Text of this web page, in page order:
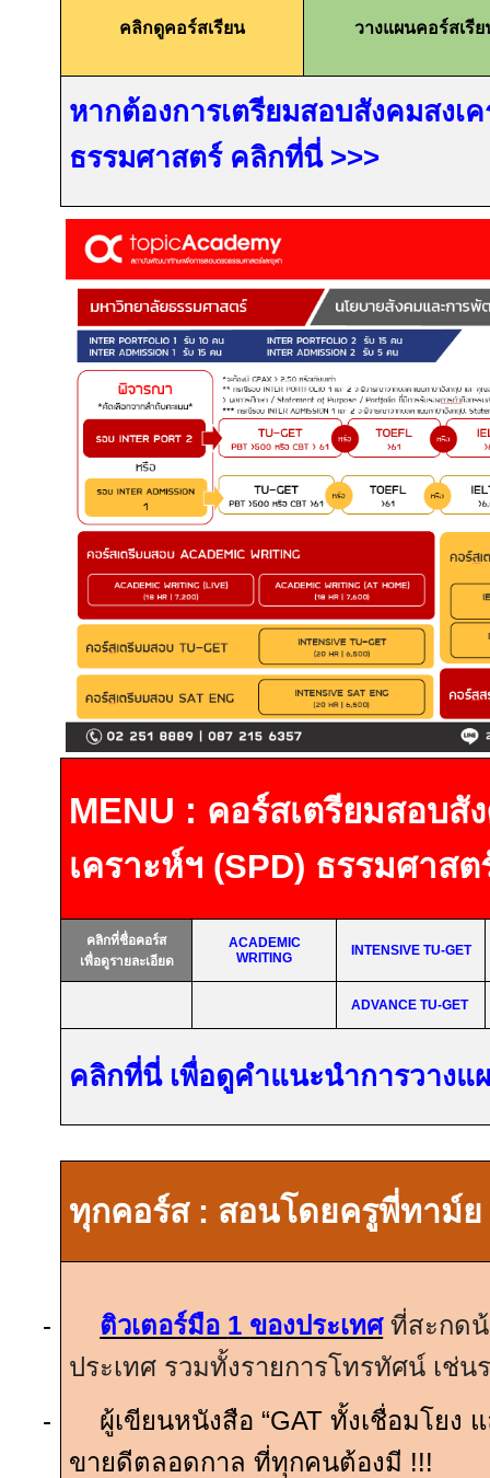
คลิกดูคอร์สเรียน วางแผนคอร์สเรีย
หากต้องการเตรียมสอบสังคมสงเ
ธรรมศาสตร์ คลิกที่นี่ >>>
MENU : คอร์สเตรียมสอบสั
เคราะห์ฯ (SPD) ธรรมศาสต
คลิกที่ชื่อคอร์ส
เพื่อดูรายละเอียด
ACADEMIC
WRITING
INTENSIVE TU-GET
ADVANCE TU-GET
คลิกที่นี่ เพื่อดูคำแนะนำการวางแ
ทุกคอร์ส: สอนโดยครูพี่ทาม์ย
- ติวเตอร์มือ 1 ของประเทศ ที่สะกด
ประเทศ รวมทั้งรายการโทรทัศน์ เช่
-
ผู้เขียนหนังสือ “GAT ทั้งเชื่อมโยง
ขายดีตลอดกาล ที่ทุกคนต้องมี !!!